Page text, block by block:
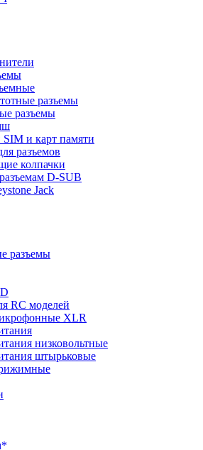
разъемы
разъемы
и карт памяти
разъемов
колпачки
D-SUB
Jack
разъемы
RC моделей
XLR
низковольтные
штырьковые